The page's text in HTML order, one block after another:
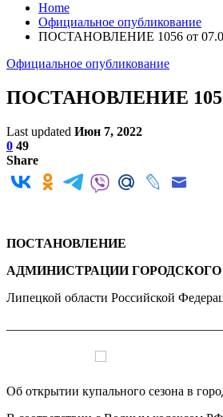
Home
Официальное опубликование
ПОСТАНОВЛЕНИЕ 1056 от
Официальное опубликование
ПОСТАНОВЛЕНИЕ 1056
Last updated Июн 7, 2022
0 49
Share
ПОСТАНОВЛЕНИЕ
АДМИНИСТРАЦИИ ГОРОДСКОГО
Липецкой области Российской
Об открытии купального сезона в